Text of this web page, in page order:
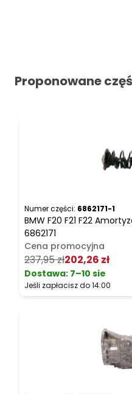
Proponowane
Numer części: 6862171-1
BMW F20 F21 F22
6862171
Cena promocyjna
237,95 zł202,26 zł
Dostawa: 7–10 sie
Jeśli zapłacisz do 14:00